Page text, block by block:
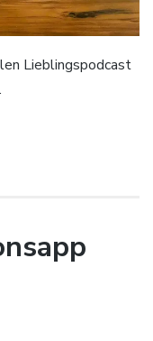
Lieblingspodcast